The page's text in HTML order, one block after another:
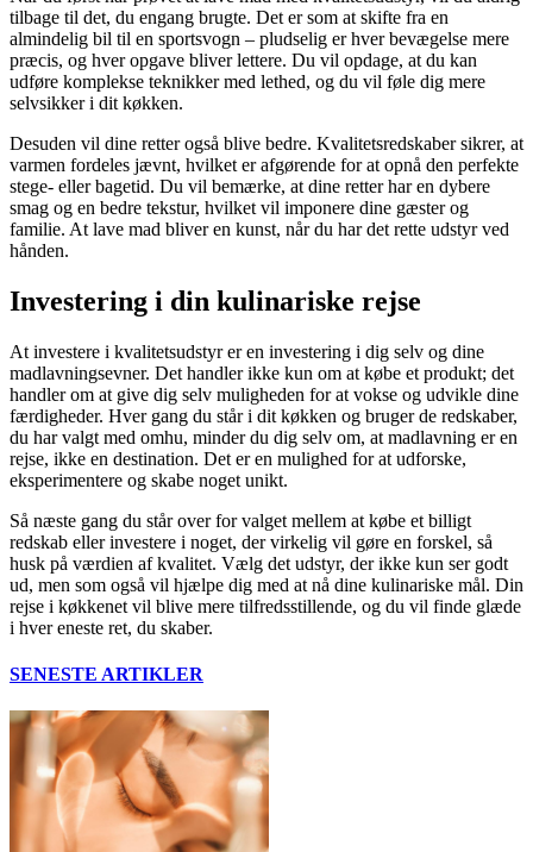
tilbage til det, du engang brugte. Det er som at skifte fra en
almindelig bil til en sportsvogn – pludselig er hver bevægelse mere
præcis, og hver opgave bliver lettere. Du vil opdage, at du kan
udføre komplekse teknikker med lethed, og du vil føle dig mere
selvsikker i dit køkken.
Desuden vil dine retter også blive bedre. Kvalitetsredskaber sikrer, at
varmen fordeles jævnt, hvilket er afgørende for at opnå den perfekte
stege- eller bagetid. Du vil bemærke, at dine retter har en dybere
smag og en bedre tekstur, hvilket vil imponere dine gæster og
familie. At lave mad bliver en kunst, når du har det rette udstyr ved
hånden.
Investering i din kulinariske rejse
At investere i kvalitetsudstyr er en investering i dig selv og dine
madlavningsevner. Det handler ikke kun om at købe et produkt; det
handler om at give dig selv muligheden for at vokse og udvikle dine
færdigheder. Hver gang du står i dit køkken og bruger de redskaber,
du har valgt med omhu, minder du dig selv om, at madlavning er en
rejse, ikke en destination. Det er en mulighed for at udforske,
eksperimentere og skabe noget unikt.
Så næste gang du står over for valget mellem at købe et billigt
redskab eller investere i noget, der virkelig vil gøre en forskel, så
husk på værdien af kvalitet. Vælg det udstyr, der ikke kun ser godt
ud, men som også vil hjælpe dig med at nå dine kulinariske mål. Din
rejse i køkkenet vil blive mere tilfredsstillende, og du vil finde glæde
i hver eneste ret, du skaber.
SENESTE ARTIKLER